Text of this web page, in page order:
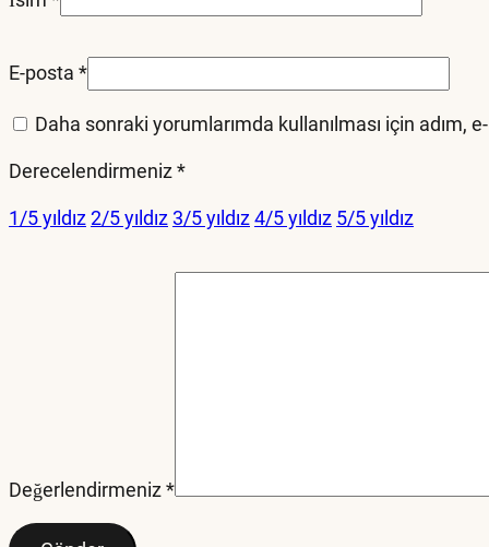
E-posta *
Daha sonraki yorumlarımda kullanılması için
Derecelendirmeniz*
1/5 yıldız2/5 yıldız 3/5 yıldız4/5 yıldız 5/5 yıldız
Değerlendirmeniz*